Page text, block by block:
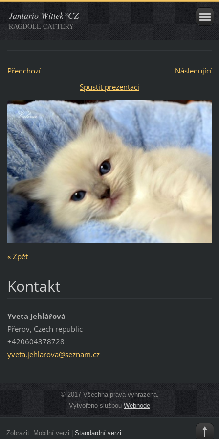
Jantario Wittek*CZ
RAGDOLL CATTERY
Předchozí
Následující
Spustit prezentaci
« Zpět
Kontakt
Yveta Jehlářová
Přerov, Czech republic
+420604378728
yveta.jehlarova@seznam.cz
© 2017 Všechna práva vyhrazena.
Vytvořeno službou Webnode
Zobrazit: Mobilní verzi Standardní verzi